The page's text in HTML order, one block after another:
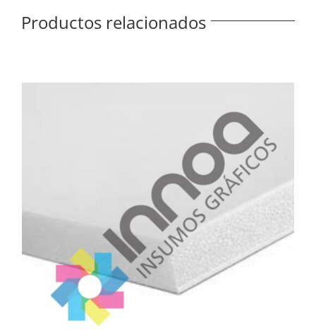
Productos relacionados